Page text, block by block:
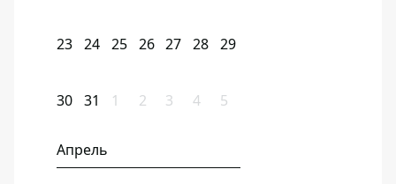
23 24 25 26 27 28 29
30 31 1 2 3 4 5
Апрель